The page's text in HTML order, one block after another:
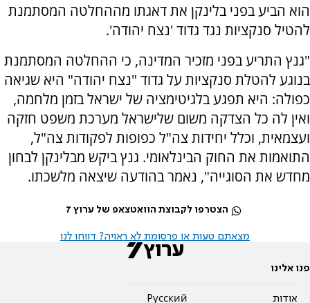
הוא הביע בפני בלינקן את דאגתו מההחלטה המסתמנת
להטיל סנקציות נגד גדוד 'נצח יהודה'.
"גנץ התריע בפני מזכיר המדינה, כי ההחלטה המסתמנת
בנוגע להטלת סנקציות על גדוד "נצח יהודה" היא שגיאה
כפולה: היא תפגע בלגיטימציה של ישראל בזמן מלחמה,
ואין לה כל הצדקה משום שלישראל מערכת משפט חזקה
ועצמאית, וכלל יחידות צה"ל כפופות לפקודות צה"ל,
התואמות את החוק הבינלאומי. גנץ ביקש מבלינקן לבחון
מחדש את הסוגייה", נאמר בהודעה שיצאה מלשכתו.
הצטרפו לקבוצת הוואטצאפ של ערוץ 7
מצאתם טעות או פרסומת לא ראויה? דווחו לנו
פנו אלינו
אודות
Pусский